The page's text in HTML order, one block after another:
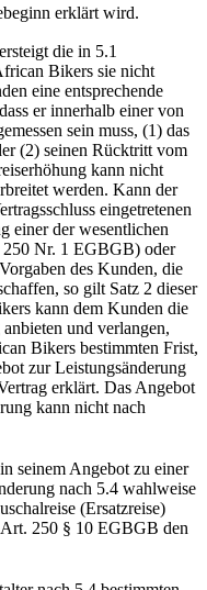
erklärt wird.
die in 5.1
Bikers sie nicht
eine entsprechende
er innerhalb einer von
sein muss, (1) das
(2) seinen Rücktritt vom
kann nicht
werden. Kann der
eingetretenen
einer der wesentlichen
250 Nr. 1 EGBGB) oder
des Kunden, die
so gilt Satz 2 dieser
kann dem Kunden die
und verlangen,
Bikers bestimmten Frist,
zur Leistungsänderung
erklärt. Das Angebot
kann nicht nach
seinem Angebot zu einer
nach 5.4 wahlweise
(Ersatzreise)
Art. 250 § 10 EGBGB den